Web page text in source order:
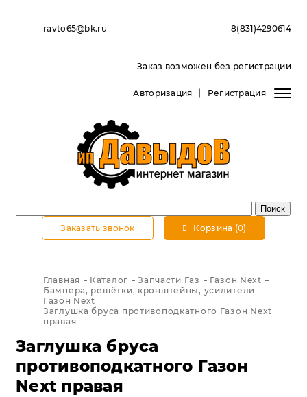
ravto65@bk.ru 8(831)4290614
Заказ возможен без регистрации
Авторизация Регистрация
Заказать звонок Корзина (0)
Главная Каталог Запчасти Газ
Газон Next
Бампера, решётки, кронштейны, усилители
Газон Next
Заглушка бруса противоподкатного Газон Next
правая
Заглушка бруса
противоподкатного Газон
Next правая